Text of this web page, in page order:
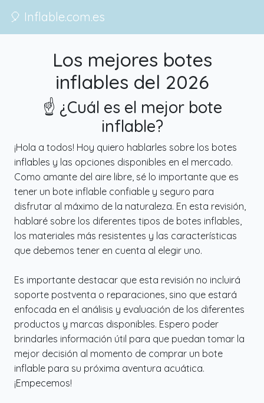
🎈 Inflable.com.es
Los mejores botes
inflables del 2026
☝️ ¿Cuál es el mejor bote
inflable?
¡Hola a todos! Hoy quiero hablarles sobre los botes
inflables y las opciones disponibles en el mercado.
Como amante del aire libre, sé lo importante que es
tener un bote inflable confiable y seguro para
disfrutar al máximo de la naturaleza. En esta revisión,
hablaré sobre los diferentes tipos de botes inflables,
los materiales más resistentes y las características
que debemos tener en cuenta al elegir uno.
Es importante destacar que esta revisión no incluirá
soporte postventa o reparaciones, sino que estará
enfocada en el análisis y evaluación de los diferentes
productos y marcas disponibles. Espero poder
brindarles información útil para que puedan tomar la
mejor decisión al momento de comprar un bote
inflable para su próxima aventura acuática.
¡Empecemos!